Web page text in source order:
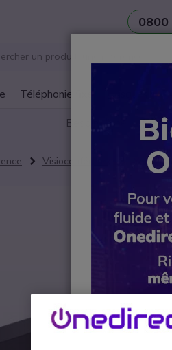
0800
Téléphonie fixe
Besoin d’une salle
Visioconférence